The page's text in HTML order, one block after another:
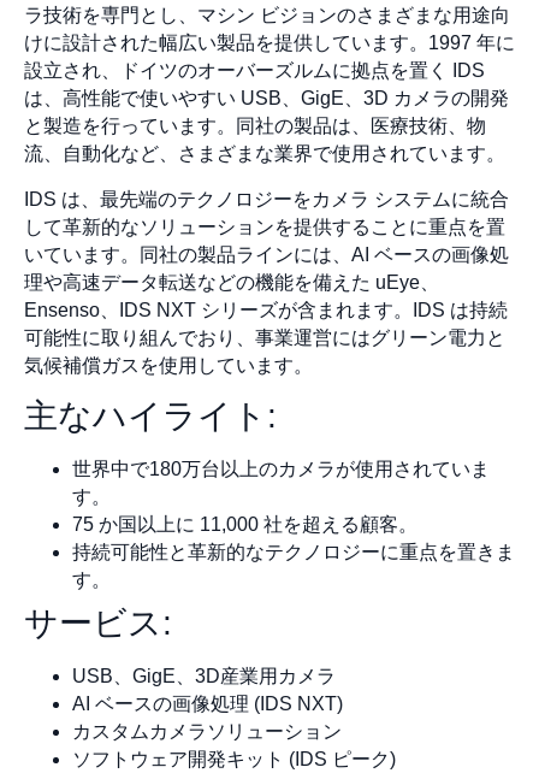
ラ技術を専門とし、マシン ビジョンのさまざまな用途向
けに設計された幅広い製品を提供しています。1997 年に
設立され、ドイツのオーバーズルムに拠点を置く IDS
は、高性能で使いやすい USB、GigE、3D カメラの開発
と製造を行っています。同社の製品は、医療技術、物
流、自動化など、さまざまな業界で使用されています。
IDS は、最先端のテクノロジーをカメラ システムに統合
して革新的なソリューションを提供することに重点を置
いています。同社の製品ラインには、AI ベースの画像処
理や高速データ転送などの機能を備えた uEye、
Ensenso、IDS NXT シリーズが含まれます。IDS は持続
可能性に取り組んでおり、事業運営にはグリーン電力と
気候補償ガスを使用しています。
主なハイライト:
世界中で180万台以上のカメラが使用されていま
す。
75 か国以上に 11,000 社を超える顧客。
持続可能性と革新的なテクノロジーに重点を置きま
す。
サービス:
USB、GigE、3D産業用カメラ
AI ベースの画像処理 (IDS NXT)
カスタムカメラソリューション
ソフトウェア開発キット (IDS ピーク)